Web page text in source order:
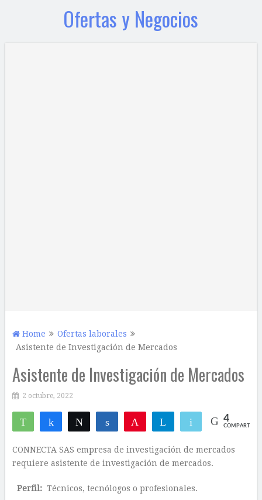
Ofertas y Negocios
Home
Ofertas laborales
Asistente de Investigación de Mercados
Asistente de Investigación de Mercados
2 octubre, 2022
WhatsAppCompartirTwittear Compartir Telegram Email 4
COMPARTIR
CONNECTA SAS empresa de investigación de mercados
requiere asistente de investigación de mercados.
Perfil:Técnicos, tecnólogos o profesionales.